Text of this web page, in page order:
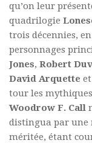
qu’on leur
quadrilogie
trois décennies, en
personnages
Jones, Robert
David Arquette et
tour les
Woodrow F. Call
distingua par une
méritée, étant